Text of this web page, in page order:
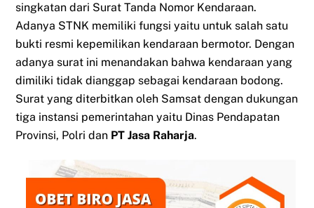
singkatan dari Surat Tanda Nomor Kendaraan.
Adanya STNK memiliki fungsi yaitu untuk salah satu
bukti resmi kepemilikan kendaraan bermotor. Dengan
adanya surat ini menandakan bahwa kendaraan yang
dimiliki tidak dianggap sebagai kendaraan bodong.
Surat yang diterbitkan oleh Samsat dengan dukungan
tiga instansi pemerintahan yaitu Dinas Pendapatan
Provinsi, Polri dan PT Jasa Raharja.